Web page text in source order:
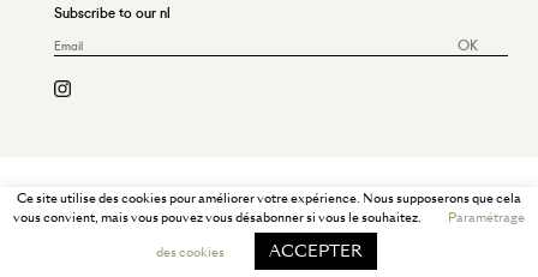
Subscribe to our nl
OK
Ce site utilise des cookies pour améliorer votre expérience. Nous supposerons que cela
vous convient, mais vous pouvez vous désabonner si vous le souhaitez.
Paramétrage
des cookies
ACCEPTER